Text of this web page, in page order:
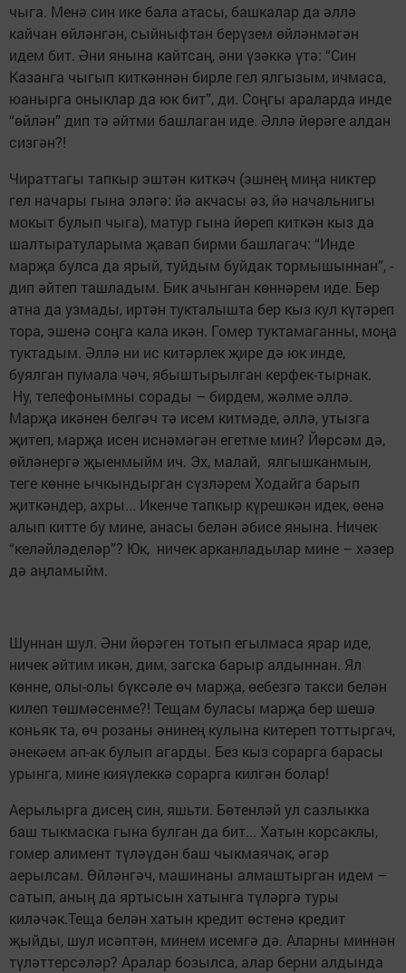
чыга. Менә син ике бала атасы, башкалар да әллә
кайчан өйләнгән, сыйныфтан берүзем өйләнмәгән
идем бит. Әни янына кайтсаң, әни үзәккә үтә: “Син
Казанга чыгып киткәннән бирле гел ялгызым, ичмаса,
юанырга оныклар да юк бит”, ди. Соңгы араларда инде
“өйлән” дип тә әйтми башлаган иде. Әллә йөрәге алдан
сизгән?!
Чираттагы тапкыр эштән киткәч (эшнең миңа никтер
гел начары гына эләгә: йә акчасы әз, йә начальнигы
мокыт булып чыга), матур гына йөреп киткән кыз да
шалтыратуларыма җавап бирми башлагач: “Инде
марҗа булса да ярый, туйдым буйдак тормышыннан”, -
дип әйтеп ташладым. Бик ачынган көннәрем иде. Бер
атна да узмады, иртән тукталышта бер кыз кул күтәреп
тора, эшенә соңга кала икән. Гомер туктамаганны, моңа
туктадым. Әллә ни ис китәрлек җире дә юк инде,
буялган пумала чәч, ябыштырылган керфек-тырнак.
Ну, телефонымны сорады – бирдем, жәлме әллә.
Марҗа икәнен белгәч тә исем китмәде, әллә, утызга
җитеп, марҗа исен иснәмәгән егетме мин? Йөрсәм дә,
өйләнергә җыенмыйм ич. Эх, малай, ялгышканмын,
теге көнне ычкындырган сүзләрем Ходайга барып
җиткәндер, ахры... Икенче тапкыр күрешкән идек, өенә
алып китте бу мине, анасы белән әбисе янына. Ничек
“келәйләделәр”? Юк, ничек арканладылар мине – хәзер
дә аңламыйм.
Шуннан шул. Әни йөрәген тотып егылмаса ярар иде,
ничек әйтим икән, дим, загска барыр алдыннан. Ял
көнне, олы-олы бүксәле өч марҗа, өебезгә такси белән
килеп төшмәсенме?! Тещам буласы марҗа бер шешә
коньяк та, өч розаны әнинең кулына китереп тоттыргач,
әнекәем ап-ак булып агарды. Без кыз сорарга барасы
урынга, мине кияүлеккә сорарга килгән болар!
Аерылырга дисең син, яшьти. Бөтенләй ул сазлыкка
баш тыкмаска гына булган да бит... Хатын корсаклы,
гомер алимент түләүдән баш чыкмаячак, әгәр
аерылсам. Өйләнгәч, машинаны алмаштырган идем –
сатып, аның да яртысын хатынга түләргә туры
киләчәк.Теща белән хатын кредит өстенә кредит
җыйды, шул исәптән, минем исемгә дә. Аларны миннән
түләттерсәләр? Аралар бозылса, алар берни алдында